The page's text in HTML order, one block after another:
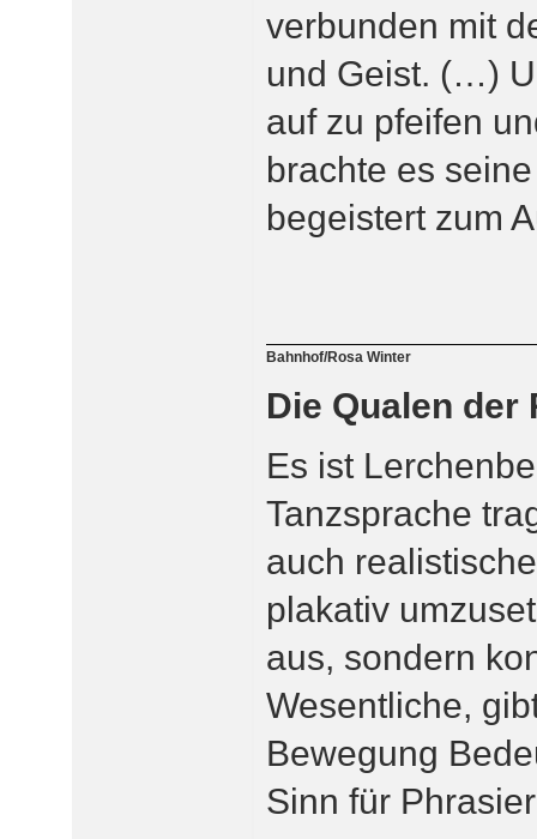
verbunden mit
und Geist. (…)
auf zu pfeifen
brachte es
begeistert zum
Bahnhof/Rosa Winter
Die Qualen der
Es ist
Tanzsprache
auch
plakativ
aus, sondern
Wesentliche,
Bewegung
Sinn für